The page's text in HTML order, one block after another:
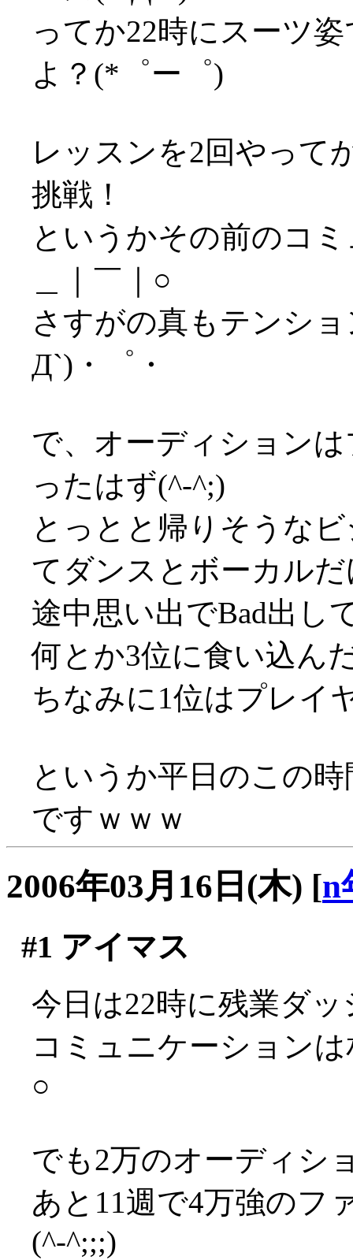
ってか22時にスーツ
よ？(*゜ー゜)
レッスンを2回やって
挑戦！
というかその前のコ
＿｜￣｜○
さすがの真もテンシ
Д`)・゜・
で、オーディション
ったはず(^-^;)
とっとと帰りそうな
てダンスとボーカル
途中思い出でBad出し
何とか3位に食い込ん
ちなみに1位はプレイ
というか平日のこの
ですｗｗｗ
2006年03月16日(木) [n
#1 アイマス
今日は22時に残業ダ
コミュニケーション
○
でも2万のオーディシ
あと11週で4万強のフ
(^-^;;;)